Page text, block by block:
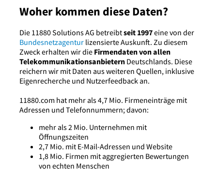
Woher kommen diese Daten?
Die 11880 Solutions AG betreibtseit 1997eine von der
Bundesnetzagentur lizensierte Auskunft. Zu diesem
Zweck erhalten wir die Firmendaten von allen
Telekommunikationsanbietern Deutschlands. Diese
reichern wir mit Daten aus weiteren Quellen, inklusive
Eigenrecherche und Nutzerfeedback an.
11880.com hat mehr als 4,7 Mio. Firmeneinträge mit
Adressen und Telefonnummern; davon:
mehr als 2 Mio. Unternehmen mit
Öffnungszeiten
2,7 Mio. mit E-Mail-Adressen und Website
1,8 Mio. Firmen mit aggregierten Bewertungen
von echten Menschen